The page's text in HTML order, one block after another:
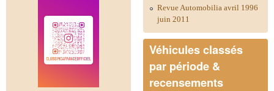
Revue Automobilia avril 1996
juin 2011
Véhicules classés
par période &
recensements